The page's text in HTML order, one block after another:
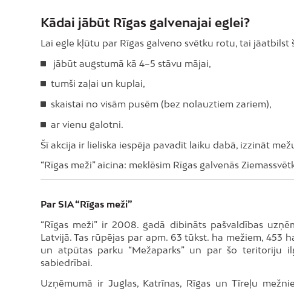
Kādai jābūt Rīgas galvenajai eglei?
Lai egle kļūtu par Rīgas galveno svētku rotu, tai jāatbilst
jābūt augstumā kā 4–5 stāvu mājai,
tumši zaļai un kuplai,
skaistai no visām pusēm (bez nolauztiem zariem),
ar vienu galotni.
Šī akcija ir lieliska iespēja pavadīt laiku dabā, izzināt
“Rīgas meži” aicina: meklēsim Rīgas galvenās
Par SIA “Rīgas meži”
“Rīgas meži” ir 2008. gadā dibināts pašvaldības
Latvijā. Tas rūpējas par apm. 63 tūkst. ha mežiem,
un atpūtas parku “Mežaparks” un par šo teritoriju
sabiedrībai.
Uzņēmumā ir Juglas, Katrīnas, Rīgas un Tīreļu